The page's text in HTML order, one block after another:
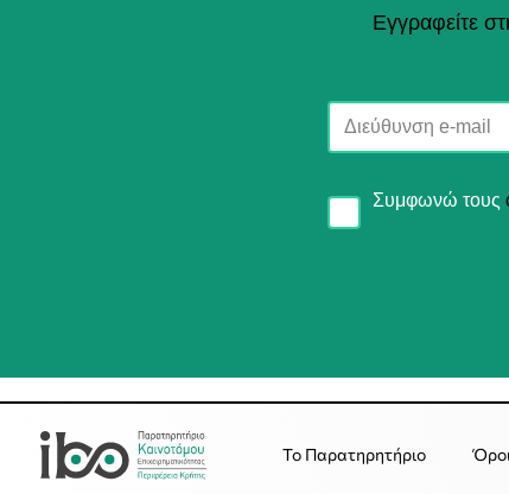
Εγγραφείτε
Συμφωνώ τους
Το Παρατηρητήριο